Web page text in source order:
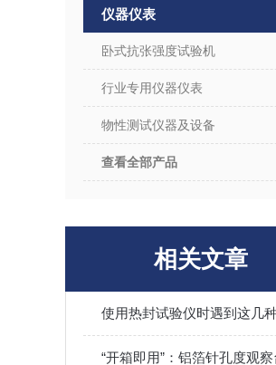
仪器仪表
卧式抗张强度试验机
行业专用仪器仪表
物性测试仪器及设备
查看全部产品
相关文章